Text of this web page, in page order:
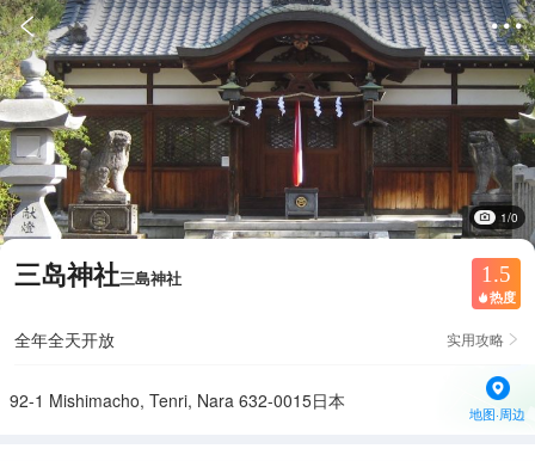
 
1/0
三岛神社三島神社 1.5
 热度
全年全天开放 实用攻略 
92-1 Mishimacho, Tenri, Nara 632-0015日本
地图·周边